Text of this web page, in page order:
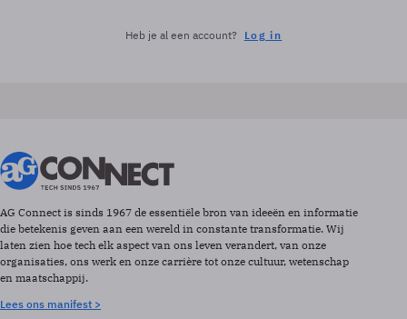
Heb je al een account? Log in
AG Connect is sinds 1967 de essentiële bron van ideeën en informatie
die betekenis geven aan een wereld in constante transformatie. Wij
laten zien hoe tech elk aspect van ons leven verandert, van onze
organisaties, ons werk en onze carrière tot onze cultuur, wetenschap
en maatschappij.
Lees ons manifest >